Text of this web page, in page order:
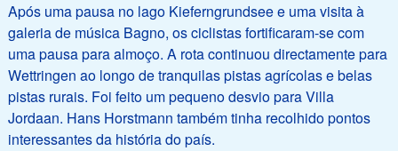
Após uma pausa no lago Kieferngrundsee e uma visita à
galeria de música Bagno, os ciclistas fortificaram-se com
uma pausa para almoço. A rota continuou directamente para
Wettringen ao longo de tranquilas pistas agrícolas e belas
pistas rurais. Foi feito um pequeno desvio para Villa
Jordaan. Hans Horstmann também tinha recolhido pontos
interessantes da história do país.